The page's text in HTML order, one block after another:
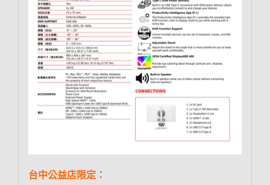
台中公益店限定：